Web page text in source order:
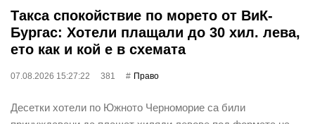
Такса спокойствие по морето от ВиК-
Бургас: Хотели плащали до 30 хил. лева,
ето как и кой е в схемата
07.08.2026 15:27:22 381 Право
Десетки хотели по Южното Черноморие са били